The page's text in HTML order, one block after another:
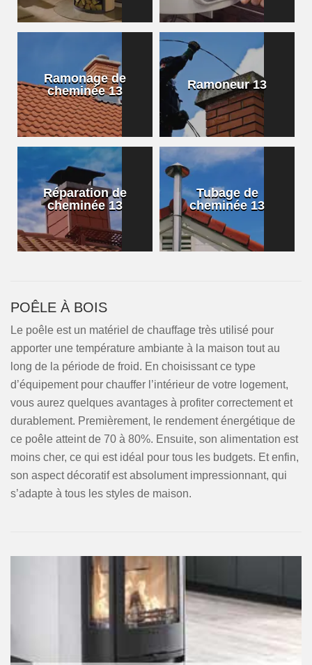
Ramonage de
cheminée 13
Ramoneur 13
Réparation de
cheminée 13
Tubage de
cheminée 13
POÊLE À BOIS
Le poêle est un matériel de chauffage très utilisé pour
apporter une température ambiante à la maison tout au
long de la période de froid. En choisissant ce type
d’équipement pour chauffer l’intérieur de votre logement,
vous aurez quelques avantages à profiter correctement et
durablement. Premièrement, le rendement énergétique de
ce poêle atteint de 70 à 80%. Ensuite, son alimentation est
moins cher, ce qui est idéal pour tous les budgets. Et enfin,
son aspect décoratif est absolument impressionnant, qui
s’adapte à tous les styles de maison.